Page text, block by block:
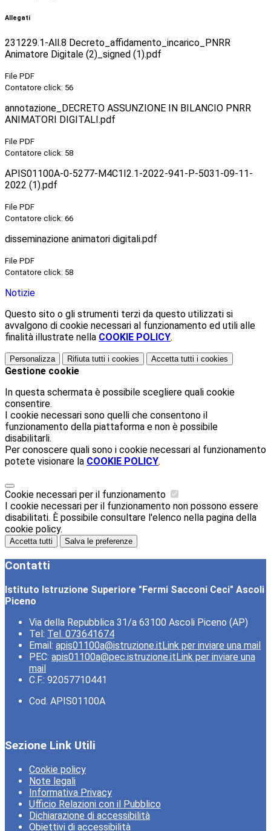
Allegati
231229.1-All.8 Decreto_affidamento_incarico_PNRR
Animatore Digitale (2)_signed (1).pdf
File PDF
Contatore click: 56
annotazione_DECRETO ASSUNZIONE IN BILANCIO PNRR
ANIMATORI DIGITALI.pdf
File PDF
Contatore click: 58
APIS01100A-0-5277-M4C1I2.1-2022-941-P-5031-09-11-
2022 (1).pdf
File PDF
Contatore click: 66
disseminazione animatori digitali.pdf
File PDF
Contatore click: 58
Notizie
Questo sito o gli strumenti terzi da questo utilizzati si
avvalgono di cookie necessari al funzionamento ed utili alle
finalità illustrate nella COOKIE POLICY.
Personalizza Rifiuta tutti i cookies Accetta tutti i cookies
Gestione cookie
In questa schermata è possibile scegliere quali cookie
consentire.
I cookie necessari sono quelli che consentono il
funzionamento della piattaforma e non è possibile
disabilitarli.
Per conoscere quali sono i cookie necessari al funzionamento
potete visionare la COOKIE POLICY.
Cookie necessari per il funzionamento
I cookie necessari per il funzionamento non possono essere
disabilitati. È possibile consultare l'elenco nella pagina della
cookie policy.
Accetta tutti Salva le preferenze
Contatti
Istituto Istruzione Superiore "Fermi Sacconi Ceci" Ascoli
Piceno
Via della Repubblica 31/a 63100 Ascoli Piceno (AP)
Tel: Tel. 073641674
Email: apis01100a@istruzione.itLink per inviare una mail
PEC: apis01100a@pec.istruzione.itLink per inviare una
mail
C.F.: 92057710441
Cod. APIS01100A
Sezione Link Utili
Cookie policy
Note legali
Informativa Privacy
Ufficio Relazioni con il Pubblico
Dichiarazione di accessibilità
Obiettivi di accessibilità